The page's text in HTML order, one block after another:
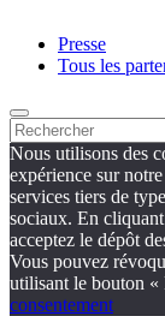
Presse
Tous les
Nous utilisons des
expérience sur
services tiers de
sociaux. En
acceptez le dépôt
Vous pouvez
utilisant le bouton «
consentement